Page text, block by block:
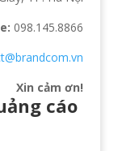
098.145.8866
Xin cảm ơn!
cáo